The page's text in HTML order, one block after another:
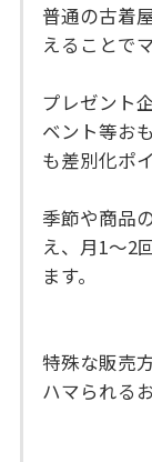
普通の古着
えることで
プレゼント
ベント等お
も差別化ポ
季節や商品
え、月1〜2
ます。
特殊な販売
ハマられる